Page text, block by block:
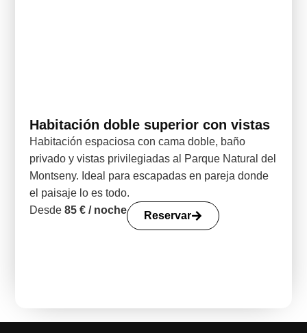
Habitación doble superior con vistas
Habitación espaciosa con cama doble, baño
privado y vistas privilegiadas al Parque Natural del
Montseny. Ideal para escapadas en pareja donde
el paisaje lo es todo.
Desde 85 € / noche Reservar